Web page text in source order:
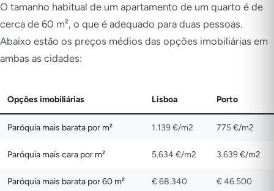
O tamanho habitual de um apartamento de um quarto é de
cerca de 60 m², o que é adequado para duas pessoas.
Abaixo estão os preços médios das opções imobiliárias em
ambas as cidades:
Opções imobiliárias Lisboa Porto
Paróquia mais barata por m² 1.139 €/m2 775 €/m2
Paróquia mais cara por m² 5.634 €/m2 3.639 €/m2
Paróquia mais barata por 60 m² € 68.340 € 46.500